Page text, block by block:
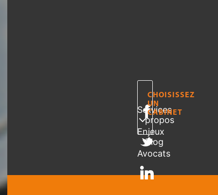
Services
Enjeux
Avocats
A
propos
Blog
CHOISISSEZ
UN
CABINET